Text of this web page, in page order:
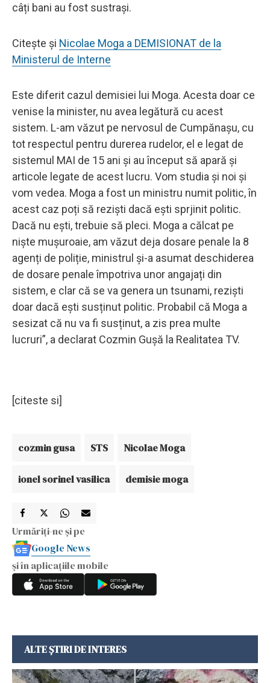
câți bani au fost sustrași.
Citește și Nicolae Moga a DEMISIONAT de la
Ministerul de Interne
Este diferit cazul demisiei lui Moga. Acesta doar ce
venise la minister, nu avea legătură cu acest
sistem. L-am văzut pe nervosul de Cumpănașu, cu
tot respectul pentru durerea rudelor, el e legat de
sistemul MAI de 15 ani și au început să apară și
articole legate de acest lucru. Vom studia și noi și
vom vedea. Moga a fost un ministru numit politic, în
acest caz poți să reziști dacă ești sprjinit politic.
Dacă nu ești, trebuie să pleci. Moga a călcat pe
niște mușuroaie, am văzut deja dosare penale la 8
agenți de poliție, ministrul și-a asumat deschiderea
de dosare penale împotriva unor angajați din
sistem, e clar că se va genera un tsunami, reziști
doar dacă ești susținut politic. Probabil că Moga a
sesizat că nu va fi susținut, a zis prea multe
lucruri”, a declarat Cozmin Gușă la Realitatea TV.
[citeste si]
cozmin gusa STS Nicolae Moga
ionel sorinel vasilica demisie moga
Urmăriți-ne și pe
Google News
și în aplicațiile mobile
ALTE ȘTIRI DE INTERES